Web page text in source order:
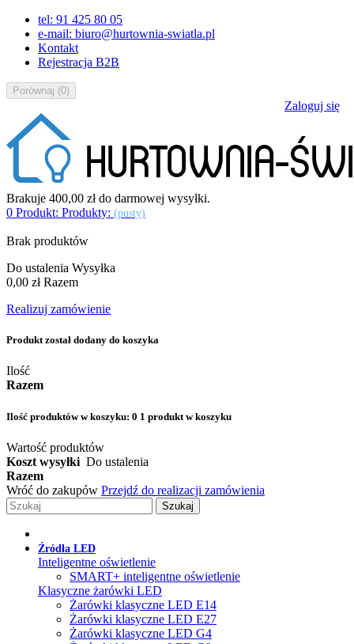
tel: 91 425 80 05
e-mail: biuro@hurtownia-swiatla.pl
Kontakt
Rejestracja B2B
Porównaj (0)
Zaloguj się
Brakuje 400,00 złdo darmowej wysyłki.
0 Produkt: Produkty: (pusty)
Brak produktów
Do ustalenia Wysyłka
0,00 zł Razem
Realizuj zamówienie
Produkt został dodany do koszyka
Ilość
Razem
Ilość produktów w koszyku: 0 1 produkt w koszyku
Wartość produktów
Koszt wysyłki Do ustalenia
Razem
Wróć do zakupów Przejdź do realizacji zamówienia
Szukaj
Źródła LED
Inteligentne oświetlenie
SMART+ inteligentne oświetlenie
Klasyczne żarówki LED
Żarówki klasyczne LED E14
Żarówki klasyczne LED E27
Żarówki klasyczne LED G4